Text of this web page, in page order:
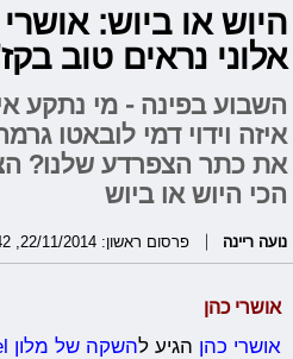
היוש או ביוש:
אלוני נראים טוב
איזה וידוי דמי לובאטו
את כתר הצפרדע שלנו?
הכי היוש או ביוש
נועה ריינה פרסום ראשון: 22/11/2014, 15:42
אושרי כהן
אושרי כהן הגיע ל